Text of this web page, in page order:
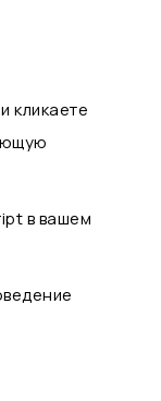
кликаете
в вашем